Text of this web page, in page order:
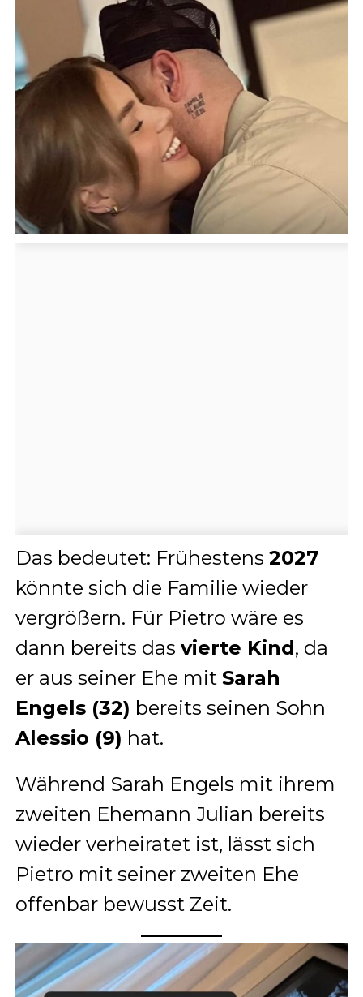
Das bedeutet: Frühestens 2027
könnte sich die Familie wieder
vergrößern. Für Pietro wäre es
dann bereits das vierte Kind, da
er aus seiner Ehe mit Sarah
Engels (32) bereits seinen Sohn
Alessio (9) hat.
Während Sarah Engels mit ihrem
zweiten Ehemann Julian bereits
wieder verheiratet ist, lässt sich
Pietro mit seiner zweiten Ehe
offenbar bewusst Zeit.